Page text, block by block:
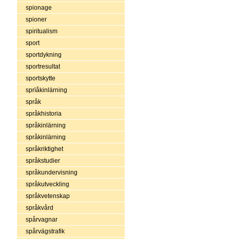
spionage
spioner
spiritualism
sport
sportdykning
sportresultat
sportskytte
sprïåkinlärning
språk
språkhistoria
språkinlärning
språkinlärning
språkriktighet
språkstudier
språkundervisning
språkutveckling
språkvetenskap
språkvård
spårvagnar
spårvägstrafik